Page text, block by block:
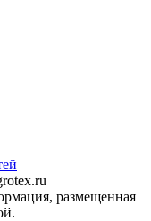
размещенная